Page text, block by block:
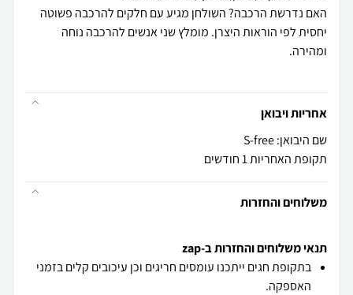
האם נדרשת הרכבה? השולחן מגיע עם חלקים להרכבה פשוטה
יחסית לפי הוראות היצרן. מומלץ שני אנשים להרכבה נוחה
אחריות ויבואן
שם היבואן: S-free
תקופת האחריות 1 חודשים
משלוחים והחזרות
תנאי משלוחים והחזרות ב-zap
בתקופת חגים ייתכנו עומסים חריגים וכן עיכובים קלים בזמני
האספקה.